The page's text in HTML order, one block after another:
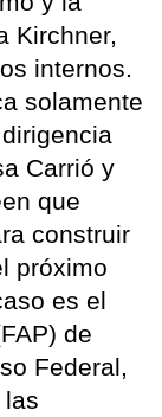
Kirchner,
internos.
solamente
Carrió y
que
construir
próximo
es el
de
Federal,
las